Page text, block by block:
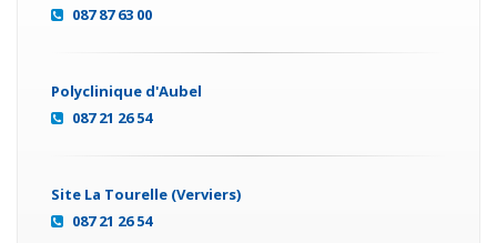
087 87 63 00
Polyclinique d'Aubel
087 21 26 54
Site La Tourelle (Verviers)
087 21 26 54